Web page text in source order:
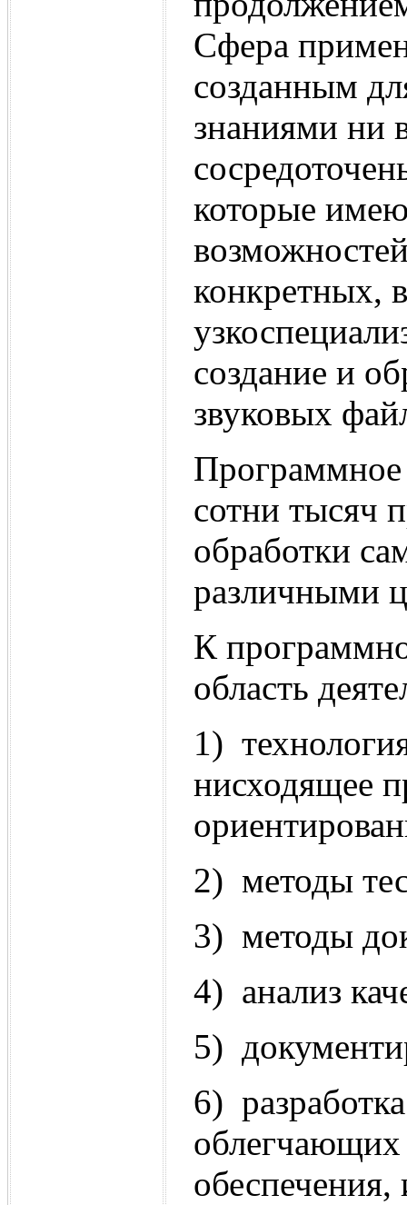
Сфера
созданным
знаниями ни
которые
конкретных,
создание и
звуковых
Программное
сотни тысяч
обработки
различными
К
область
1)
нисходящее
2) методы
3) методы
4) анализ
5)
6)
облегчающих
обеспечения,